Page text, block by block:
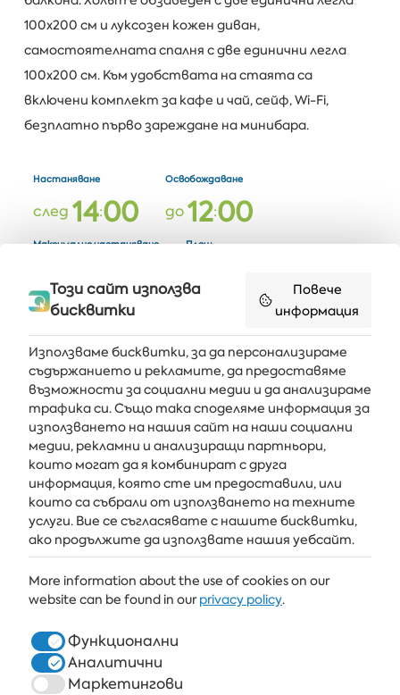
100х200 см и луксозен кожен диван,
самостоятелната спалня с две единични легла
100х200 см. Към удобствата на стаята са
включени комплект за кафе и чай, сейф, Wi-Fi,
безплатно първо зареждане на минибара.
Настаняване
след 14:00
Освобождаване
до12:00
Максимално настаняване Площ
72
Получавайте последните новини и оферти направо във
вашата пощенска кутия
АБОНИРАЙ СЕ
АЛБЕНА
ХОТЕЛИ
ЗДРАВЕ & СПА
РЕСТОРАНТИ И БАРОВЕ
Този сайт използва
бисквитки
Повече
информация
Използваме бисквитки, за да персонализираме
съдържанието и рекламите, да предоставяме
възможности за социални медии и да анализираме
трафика си. Също така споделяме информация за
използването на нашия сайт на наши социални
медии, рекламни и анализиращи партньори,
които могат да я комбинират с друга
информация, която сте им предоставили, или
които са събрали от използването на техните
услуги. Вие се съгласявате с нашите бисквитки,
ако продължите да използвате нашия уебсайт.
More information about the use of cookies on our
website can be found in ourprivacy policy.
Функционални
Аналитични
Маркетингови